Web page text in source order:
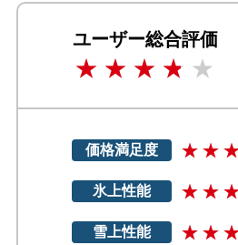
ユーザー総合評価
価格満足度
氷上性能
雪上性能